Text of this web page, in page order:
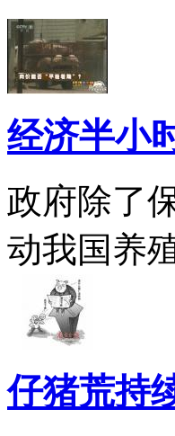
经济半小
政府除了
动我国养
仔猪荒持